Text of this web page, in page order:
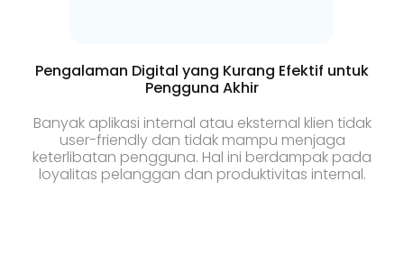
Pengalaman Digital yang Kurang Efektif untuk
Pengguna Akhir
Banyak aplikasi internal atau eksternal klien tidak
user-friendly dan tidak mampu menjaga
keterlibatan pengguna. Hal ini berdampak pada
loyalitas pelanggan dan produktivitas internal.